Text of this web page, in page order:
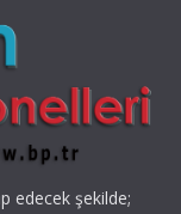
edecek şekilde;